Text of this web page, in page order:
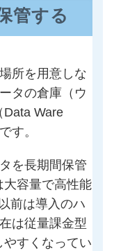
管する
所を用意しな
タの倉庫（ウ
Data Ware
す。
を長期間保管
容量で高性能
前は導入のハ
は従量課金型
すくなってい